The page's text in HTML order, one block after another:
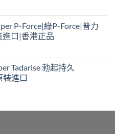
P-Force|綠P-Force|普力
口|香港正品
Tadarise 勃起持久
裝進口